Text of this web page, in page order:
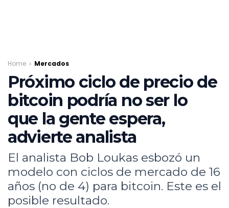
Home Mercados
Próximo ciclo de precio de
bitcoin podría no ser lo
que la gente espera,
advierte analista
El analista Bob Loukas esbozó un
modelo con ciclos de mercado de 16
años (no de 4) para bitcoin. Este es el
posible resultado.